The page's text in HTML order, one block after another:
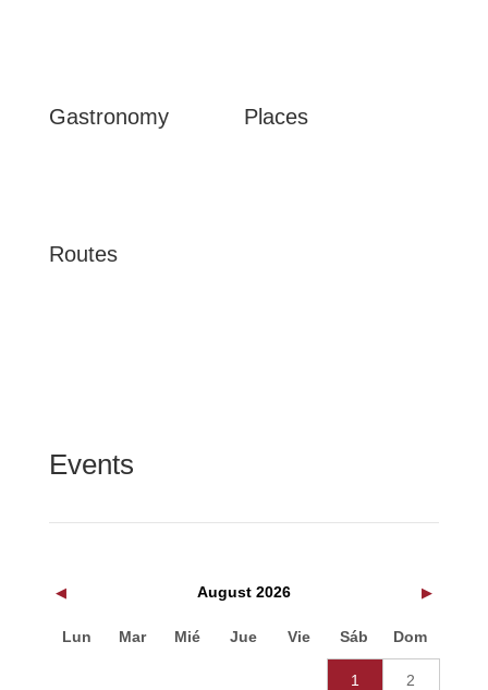
Gastronomy Places
Routes
Events
◀ August 2026 ▶
Lun Mar Mié Jue Vie Sáb Dom
1 2